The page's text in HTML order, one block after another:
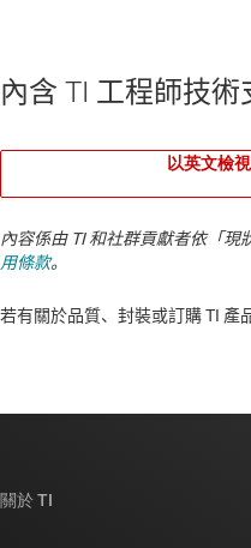
內含 TI 工程師技術
以英文檢
內容係由 TI 和社群貢獻者依「現
用條款。
若有關於品質、封裝或訂購 TI 產
關於 TI